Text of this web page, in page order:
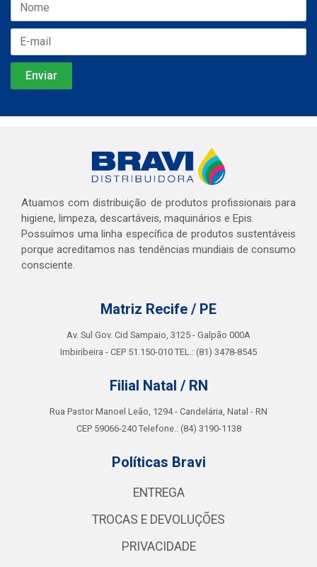
Atuamos com distribuição de produtos profissionais para
higiene, limpeza, descartáveis, maquinários e Epis.
Possuímos uma linha específica de produtos sustentáveis
porque acreditamos nas tendências mundiais de consumo
consciente.
Matriz Recife / PE
Av. Sul Gov. Cid Sampaio, 3125 - Galpão 000A
Imbiribeira - CEP 51.150-010 TEL.: (81) 3478-8545
Filial Natal / RN
Rua Pastor Manoel Leão, 1294 - Candelária, Natal - RN
CEP 59066-240 Telefone.: (84) 3190-1138
Políticas Bravi
ENTREGA
TROCAS E DEVOLUÇÕES
PRIVACIDADE